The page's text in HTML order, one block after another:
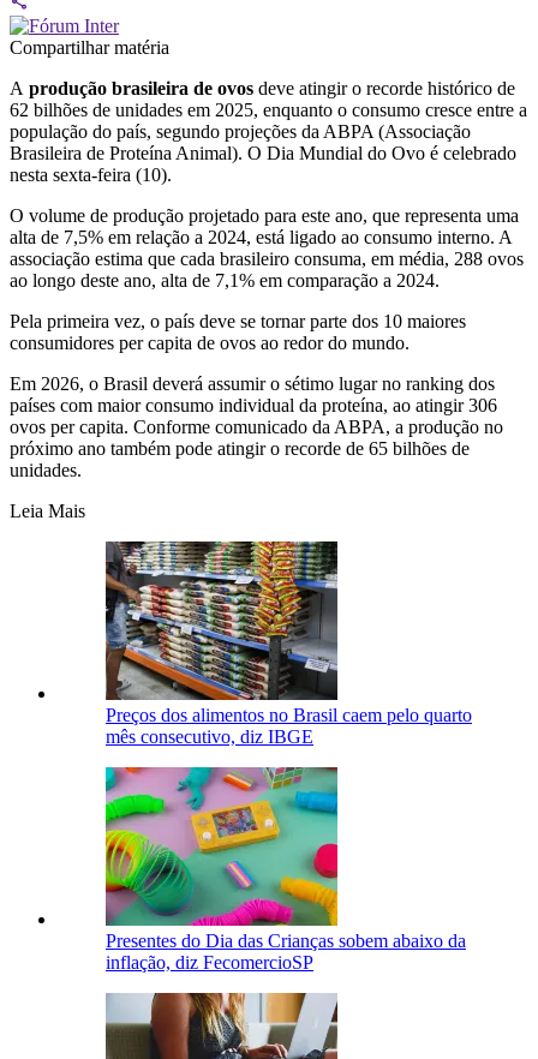
Compartilhar matéria
A produção brasileira de ovos deve atingir o recorde histórico de
62 bilhões de unidades em 2025, enquanto o consumo cresce entre a
população do país, segundo projeções da ABPA (Associação
Brasileira de Proteína Animal). O Dia Mundial do Ovo é celebrado
nesta sexta-feira (10).
O volume de produção projetado para este ano, que representa uma
alta de 7,5% em relação a 2024, está ligado ao consumo interno. A
associação estima que cada brasileiro consuma, em média, 288 ovos
ao longo deste ano, alta de 7,1% em comparação a 2024.
Pela primeira vez, o país deve se tornar parte dos 10 maiores
consumidores per capita de ovos ao redor do mundo.
Em 2026, o Brasil deverá assumir o sétimo lugar no ranking dos
países com maior consumo individual da proteína, ao atingir 306
ovos per capita. Conforme comunicado da ABPA, a produção no
próximo ano também pode atingir o recorde de 65 bilhões de
unidades.
Leia Mais
Preços dos alimentos no Brasil caem pelo quarto
mês consecutivo, diz IBGE
Presentes do Dia das Crianças sobem abaixo da
inflação, diz FecomercioSP